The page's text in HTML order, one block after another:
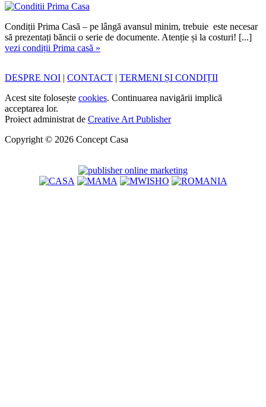
Condiții Prima Casă – pe lângă avansul minim, trebuie este necesar
să prezentați băncii o serie de documente. Atenție și la costuri! [...]
vezi condiții Prima casă »
DESPRE NOI | CONTACT | TERMENI ȘI CONDIȚII
Acest site folosește cookies. Continuarea navigării implică
acceptarea lor.
Proiect administrat de Creative Art Publisher
Copyright © 2026 Concept Casa